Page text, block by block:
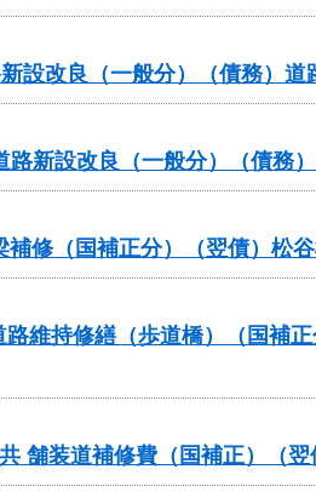
設改良（一般分）（債務）道
路新設改良（一般分）（債務
修（国補正分）（翌債）松
維持修繕（歩道橋）（国補
舗装道補修費（国補正）（